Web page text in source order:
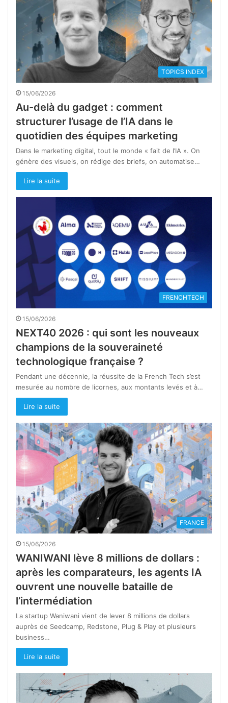
TOPICS INDEX
15/06/2026
Au-delà du gadget : comment
structurer l’usage de l’IA dans le
quotidien des équipes marketing
Dans le marketing digital, tout le monde « fait de l’IA ». On
génère des visuels, on rédige des briefs, on automatise…
Lire la suite
FRENCHTECH
15/06/2026
NEXT40 2026 : qui sont les nouveaux
champions de la souveraineté
technologique française ?
Pendant une décennie, la réussite de la French Tech s’est
mesurée au nombre de licornes, aux montants levés et à…
Lire la suite
FRANCE
15/06/2026
WANIWANI lève 8 millions de dollars :
après les comparateurs, les agents IA
ouvrent une nouvelle bataille de
l’intermédiation
La startup Waniwani vient de lever 8 millions de dollars
auprès de Seedcamp, Redstone, Plug & Play et plusieurs
business…
Lire la suite